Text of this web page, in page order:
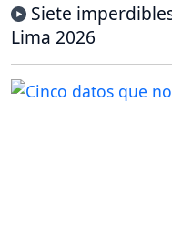
Siete
Lima 2026